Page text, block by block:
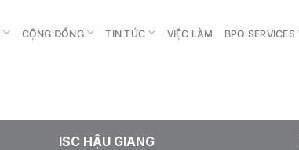
CỘNG ĐỒNG TIN TỨC VIỆC LÀM BPO SERVICES
ISC HẬU GIANG